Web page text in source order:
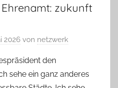
zukunft
2026 von netzwerk
den
sehe ein ganz anderes